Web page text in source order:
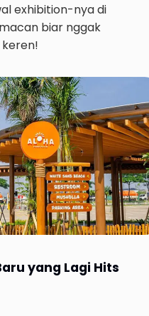
exhibition-nya di
biar nggak
yang Lagi Hits